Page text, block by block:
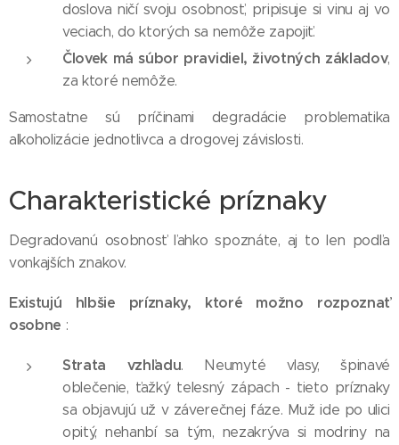
doslova ničí svoju osobnosť, pripisuje si vinu aj vo
veciach, do ktorých sa nemôže zapojiť.
Človek má súbor pravidiel, životných základov,
za ktoré nemôže.
Samostatne sú príčinami degradácie problematika
alkoholizácie jednotlivca a drogovej závislosti.
Charakteristické príznaky
Degradovanú osobnosť ľahko spoznáte, aj to len podľa
vonkajších znakov.
Existujú hlbšie príznaky, ktoré možno rozpoznať
osobne :
Strata vzhľadu. Neumyté vlasy, špinavé
oblečenie, ťažký telesný zápach - tieto príznaky
sa objavujú už v záverečnej fáze. Muž ide po ulici
opitý, nehanbí sa tým, nezakrýva si modriny na